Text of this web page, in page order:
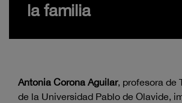
la familia
Antonia Corona Aguilar, profesora de
de la Universidad Pablo de Olavide,